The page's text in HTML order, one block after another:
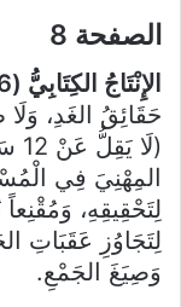
الصفحة 8
الإِنْتَاجُ الكِتَابِيُّ (6 نِقَاطِ)
حَقَائِقُ الغَدِ،
المِهْنِيَ فِي
لِتَحْقِيقِهِ،
لِتَجَاوُزِ عَقَبَاتِ
وَصِيَغَ الجَمْعِ.